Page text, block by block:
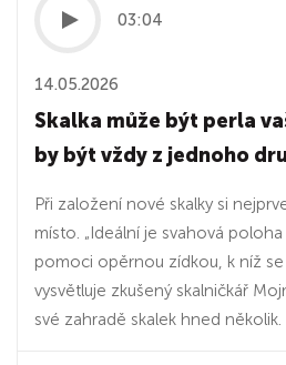
03:04
14.05.2026
Skalka může být perla
by být vždy z jednoho
Při založení nové skalky si
místo. „Ideální je svahová
pomoci opěrnou zídkou, k níž se
vysvětluje zkušený skalničkář
své zahradě skalek hned několik.